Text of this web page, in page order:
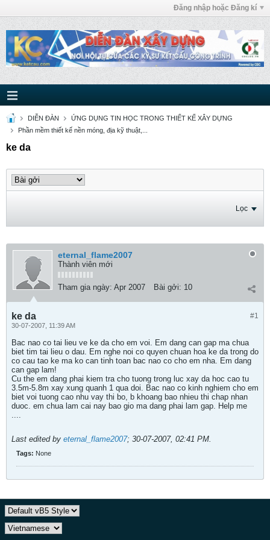
Đăng nhập hoặc Đăng kí
DIỄN ĐÀN
ỨNG DỤNG TIN HỌC TRONG THIẾT KẾ XÂY DỰNG
Phần mềm thiết kế nền móng, địa kỹ thuật,...
ke da
Lọc
eternal_flame2007
Thành viên mới
Tham gia ngày: Apr 2007 Bài gởi: 10
#1
ke da
30-07-2007, 11:39 AM
Bac nao co tai lieu ve ke da cho em voi. Em dang can gap ma chua
biet tim tai lieu o dau. Em nghe noi co quyen chuan hoa ke da trong do
co cau tao ke ma ko can tinh toan bac nao co cho em nha. Em dang
can gap lam!
Cu the em dang phai kiem tra cho tuong trong luc xay da hoc cao tu
3.5m-5.8m xay xung quanh 1 qua doi. Bac nao co kinh nghiem cho em
biet voi tuong cao nhu vay thi bo, b khoang bao nhieu thi chap nhan
duoc. em chua lam cai nay bao gio ma dang phai lam gap. Help me
....
Last edited by eternal_flame2007; 30-07-2007, 02:41 PM.
Tags: None